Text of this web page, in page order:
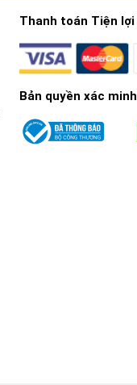
Thanh toán Tiện lợi
Bản quyền xác minh